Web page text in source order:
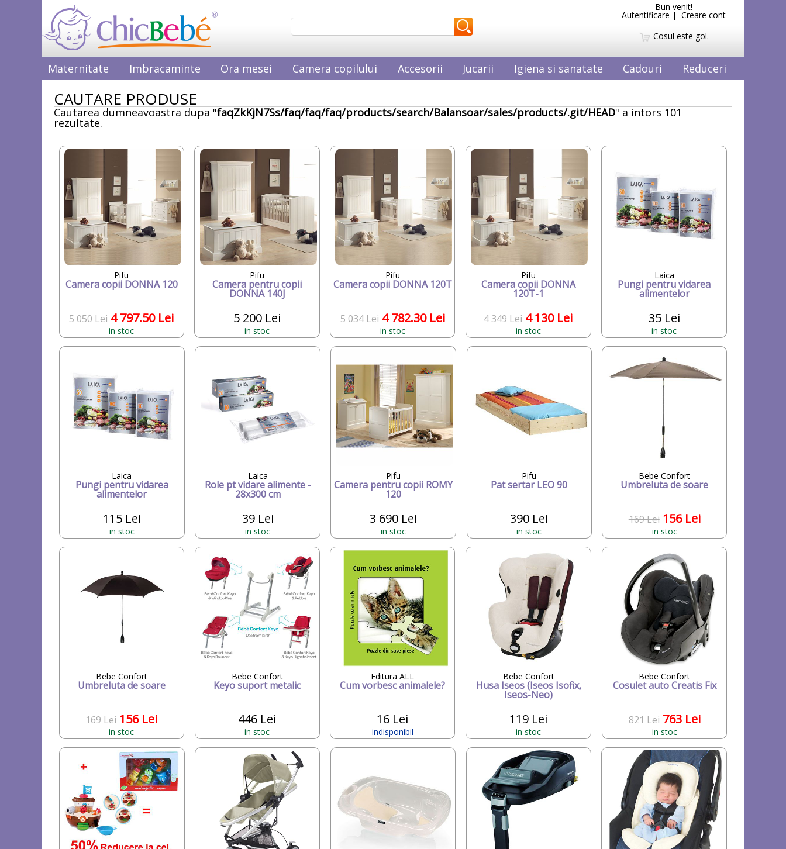
Bun venit!
Autentificare | Creare cont
Cosul este gol.
Maternitate Imbracaminte Ora mesei Camera copilului Accesorii Jucarii Igiena si sanatate Cadouri Reduceri
CAUTARE PRODUSE
Cautarea dumneavoastra dupa "faqZkKjN7Ss/faq/faq/faq/products/search/Balansoar/sales/products/.git/HEAD" a intors 101
rezultate.
Pifu
Camera copii DONNA 120
5 050 Lei 4 797.50 Lei
in stoc
Pifu
Camera pentru copii
DONNA 140J
5 200 Lei
in stoc
Pifu
Camera copii DONNA 120T
5 034 Lei 4 782.30 Lei
in stoc
Pifu
Camera copii DONNA
120T-1
4 349 Lei 4 130 Lei
in stoc
Laica
Pungi pentru vidarea
alimentelor
35 Lei
in stoc
Laica
Pungi pentru vidarea
alimentelor
115 Lei
in stoc
Laica
Role pt vidare alimente -
28x300 cm
39 Lei
in stoc
Pifu
Camera pentru copii ROMY
120
3 690 Lei
in stoc
Pifu
Pat sertar LEO 90
390 Lei
in stoc
Bebe Confort
Umbreluta de soare
169 Lei 156 Lei
in stoc
Bebe Confort
Umbreluta de soare
169 Lei 156 Lei
in stoc
Bebe Confort
Keyo suport metalic
446 Lei
in stoc
Editura ALL
Cum vorbesc animalele?
16 Lei
indisponibil
Bebe Confort
Husa Iseos (Iseos Isofix,
Iseos-Neo)
119 Lei
in stoc
Bebe Confort
Cosulet auto Creatis Fix
821 Lei 763 Lei
in stoc